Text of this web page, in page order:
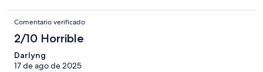
Comentario verificado
2/10 Horrible
Darlyng
17 de ago de 2025